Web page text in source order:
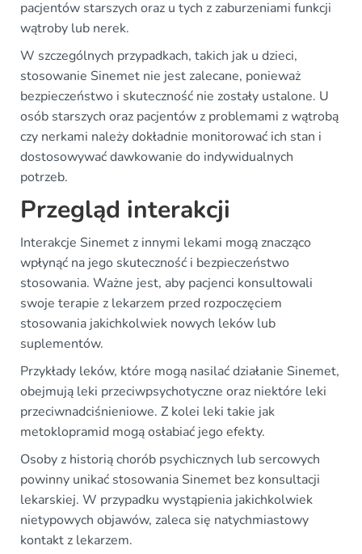
pacjentów starszych oraz u tych z zaburzeniami funkcji
wątroby lub nerek.
W szczególnych przypadkach, takich jak u dzieci,
stosowanie Sinemet nie jest zalecane, ponieważ
bezpieczeństwo i skuteczność nie zostały ustalone. U
osób starszych oraz pacjentów z problemami z wątrobą
czy nerkami należy dokładnie monitorować ich stan i
dostosowywać dawkowanie do indywidualnych
potrzeb.
Przegląd interakcji
Interakcje Sinemet z innymi lekami mogą znacząco
wpłynąć na jego skuteczność i bezpieczeństwo
stosowania. Ważne jest, aby pacjenci konsultowali
swoje terapie z lekarzem przed rozpoczęciem
stosowania jakichkolwiek nowych leków lub
suplementów.
Przykłady leków, które mogą nasilać działanie Sinemet,
obejmują leki przeciwpsychotyczne oraz niektóre leki
przeciwnadciśnieniowe. Z kolei leki takie jak
metoklopramid mogą osłabiać jego efekty.
Osoby z historią chorób psychicznych lub sercowych
powinny unikać stosowania Sinemet bez konsultacji
lekarskiej. W przypadku wystąpienia jakichkolwiek
nietypowych objawów, zaleca się natychmiastowy
kontakt z lekarzem.